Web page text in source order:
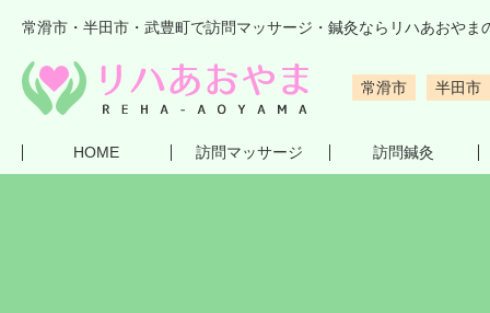
常滑市・半田市・武豊町で訪問マッサージ・鍼灸ならリハあおやま
常滑市 半田市
HOME 訪問マッサージ 訪問鍼灸